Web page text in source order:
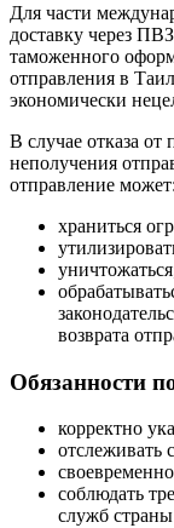
Для части
доставку через
таможенного
отправления в
экономически
В случае отказа
неполучения
отправление может:
храниться
возврата
Обязанности
корректно
отслеживать
соблюдать
служб